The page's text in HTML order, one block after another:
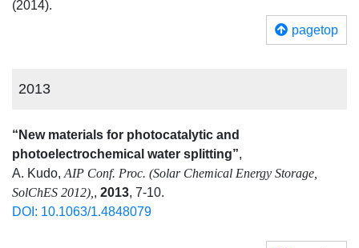
(2014).
pagetop
2013
“New materials for photocatalytic and
photoelectrochemical water splitting”,
A. Kudo, AIP Conf. Proc. (Solar Chemical Energy Storage,
SolChES 2012), , 2013, 7-10.
DOI: 10.1063/1.4848079